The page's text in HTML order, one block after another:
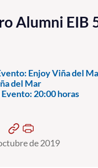
e Innovación
Medio
Alumni EIB
Enjoy Viña del
del Mar
20:00 horas
de 2019